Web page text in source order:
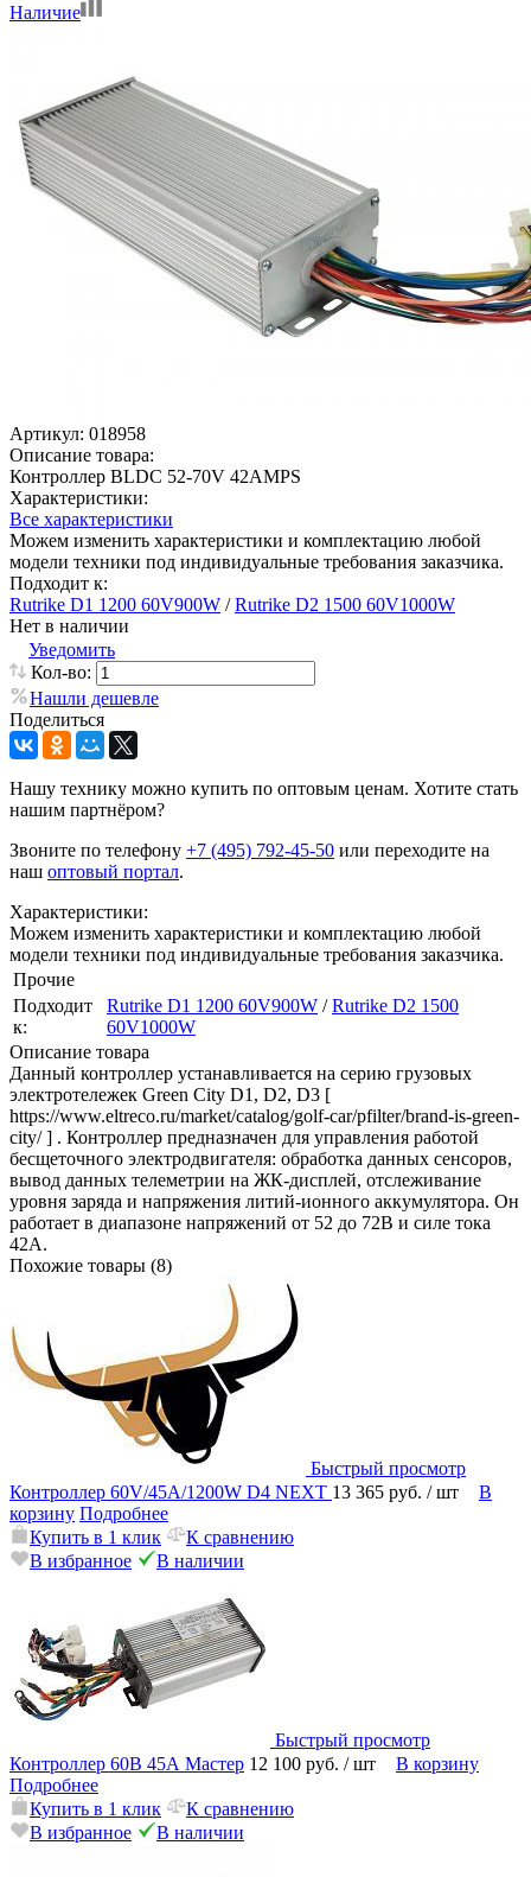
Наличие
Артикул: 018958
Описание товара:
Контроллер BLDC 52-70V 42AMPS
Характеристики:
Все характеристики
Можем изменить характеристики и комплектацию любой
модели техники под индивидуальные требования заказчика.
Подходит к:
Rutrike D1 1200 60V900W /Rutrike D2 1500 60V1000W
Нет в наличии
Уведомить
Кол-во:
Нашли дешевле
Поделиться
Нашу технику можно купить по оптовым ценам. Хотите стать
нашим партнёром?
Звоните по телефону +7 (495) 792-45-50 или переходите на
наш оптовый портал.
Характеристики:
Можем изменить характеристики и комплектацию любой
модели техники под индивидуальные требования заказчика.
Прочие
Подходит
к:
Rutrike D1 1200 60V900W /Rutrike D2 1500
60V1000W
Описание товара
Данный контроллер устанавливается на серию грузовых
электротележек Green City D1, D2, D3 [
https://www.eltreco.ru/market/catalog/golf-car/pfilter/brand-is-green-
city/ ] . Контроллер предназначен для управления работой
бесщеточного электродвигателя: обработка данных сенсоров,
вывод данных телеметрии на ЖК-дисплей, отслеживание
уровня заряда и напряжения литий-ионного аккумулятора. Он
работает в диапазоне напряжений от 52 до 72В и силе тока
42А.
Похожие товары (8)
Быстрый просмотр
Контроллер 60V/45A/1200W D4 NEXT 13 365 руб. / шт
В
корзину Подробнее
Купить в 1 клик
К сравнению
В избранное
В наличии
Быстрый просмотр
Контроллер 60В 45А Мастер 12 100 руб. / шт
В корзину
Подробнее
Купить в 1 клик
К сравнению
В избранное
В наличии